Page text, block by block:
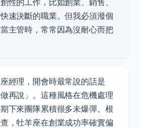
速決斷的職業。但我必須潑個
主管時，常常因為沒耐心而把
經理，開會時最常說的話是
做再說」。這種風格在危機處理
下來團隊累積很多未爆彈。根
，牡羊座在創業成功率確實偏